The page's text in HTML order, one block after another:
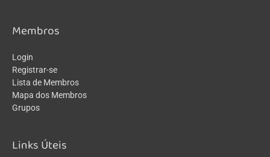
Membros
Login
Registrar-se
Lista de Membros
Mapa dos Membros
Grupos
Links Úteis